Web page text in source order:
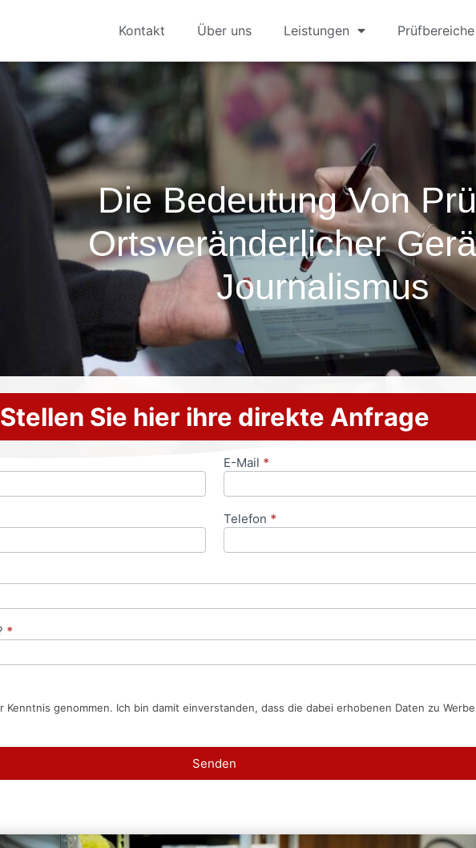
Kontakt Über uns Leistungen Prüfbereiche
Die Bedeutung Von
Ortsveränderlicher
Journalismus
Stellen Sie hier ihre direkte Anfrage
E-Mail *
Telefon *
*
Kenntnis genommen. Ich bin damit einverstanden, dass die dabei erhobenen Daten zu
Senden